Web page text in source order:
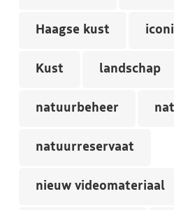
Haagse kust
Kust landschap
natuurbeheer
natuurreservaat
nieuw videomateriaal